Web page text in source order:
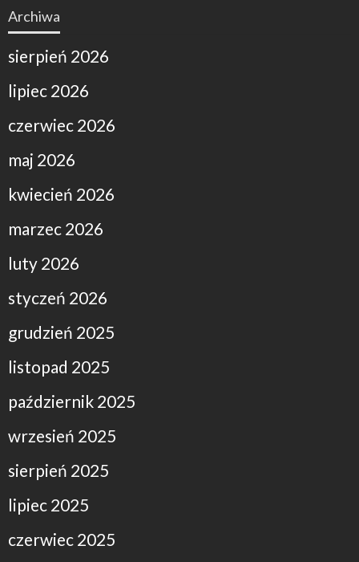
Archiwa
sierpień 2026
lipiec 2026
czerwiec 2026
maj 2026
kwiecień 2026
marzec 2026
luty 2026
styczeń 2026
grudzień 2025
listopad 2025
październik 2025
wrzesień 2025
sierpień 2025
lipiec 2025
czerwiec 2025